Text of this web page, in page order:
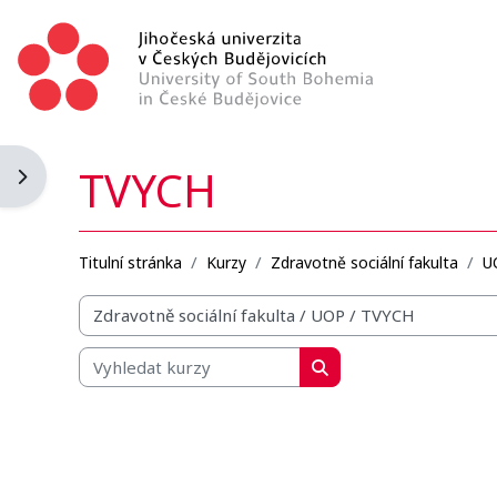
Otevřít panel bloku
TVYCH
Titulní stránka Kurzy Zdravotně sociální fakulta
Organizační struktura kurzů
Vyhledat kurzy
Vyhledat kurzy